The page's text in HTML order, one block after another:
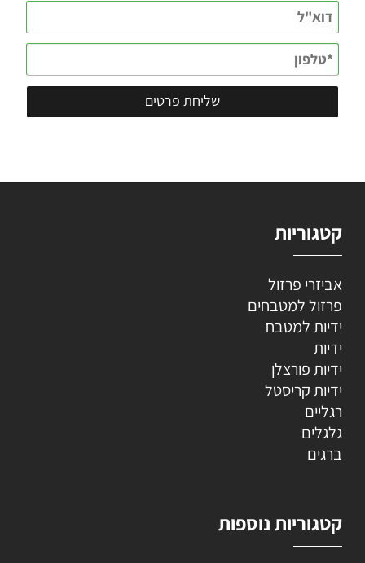
קטגוריות
אביזרי פרזול
פרזול למטבחים
ידיות למטבח
ידיות
ידיות פורצלן
ידיות קריסטל
רגליים
גלגלים
ברגים
קטגוריות נוספות